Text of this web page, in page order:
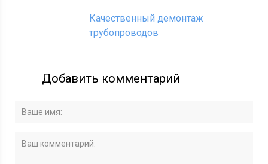
Качественный демонтаж
трубопроводов
Добавить комментарий